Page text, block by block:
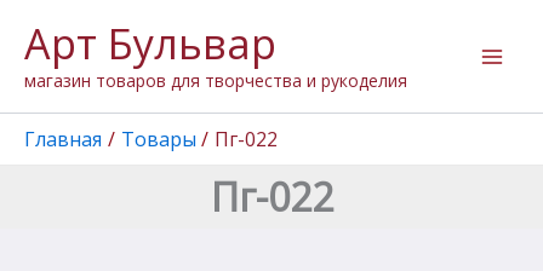
содержимому
Арт Бульвар
магазин товаров для творчества и рукоделия
Главная Товары Пг-022
Пг-022